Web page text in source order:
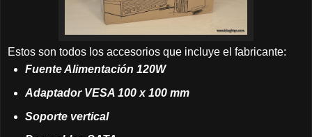
Estos son todos los accesorios que incluye el fabricante:
Fuente Alimentación 120W
Adaptador VESA 100 x 100 mm
Soporte vertical